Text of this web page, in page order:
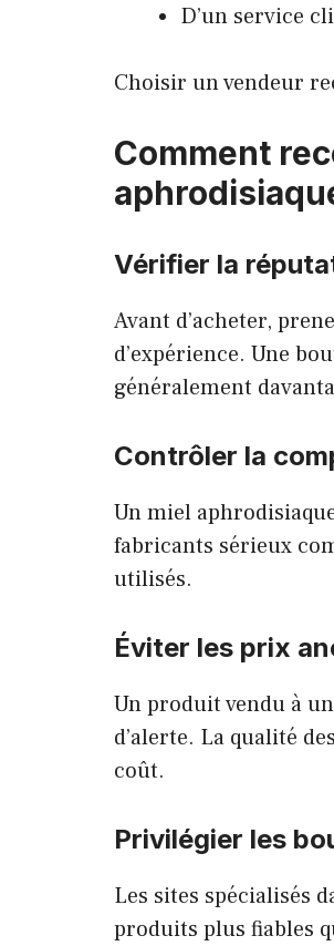
D’un service
Choisir un vendeur
Comment
Vérifier la
Avant d’acheter,
d’expérience. Une
généralement
Contrôler la
Un miel
fabricants sérieux
utilisés.
Éviter les prix
Un produit vendu à
d’alerte. La qualité
coût.
Privilégier les
Les sites spécialisés
produits plus fiables